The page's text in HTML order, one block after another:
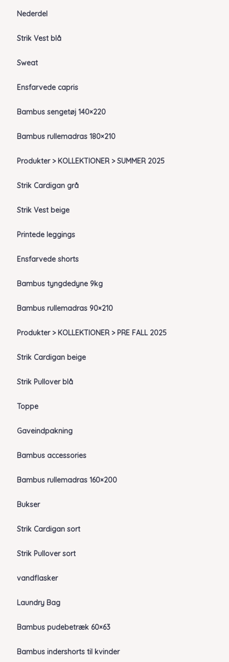
Nederdel
Strik Vest blå
Sweat
Ensfarvede capris
Bambus sengetøj 140×220
Bambus rullemadras 180×210
Produkter > KOLLEKTIONER > SUMMER 2025
Strik Cardigan grå
Strik Vest beige
Printede leggings
Ensfarvede shorts
Bambus tyngdedyne 9kg
Bambus rullemadras 90×210
Produkter > KOLLEKTIONER > PRE FALL 2025
Strik Cardigan beige
Strik Pullover blå
Toppe
Gaveindpakning
Bambus accessories
Bambus rullemadras 160×200
Bukser
Strik Cardigan sort
Strik Pullover sort
vandflasker
Laundry Bag
Bambus pudebetræk 60×63
Bambus indershorts til kvinder